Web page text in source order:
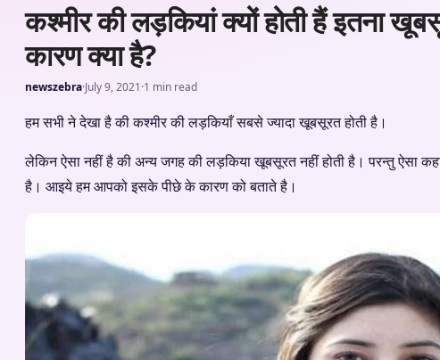
कश्मीर की लड़कियां क्यों होती हैं इतना
कारण क्या है?
newszebra·July 9, 2021·1 min read
हम सभी ने देखा है की कश्मीर की लड़कियाँ सबसे ज्यादा खूबसूरत होती है।
लेकिन ऐसा नहीं है की अन्य जगह की लड़किया खूबसूरत नहीं होती है। परन्तु ऐसा
है। आइये हम आपको इसके पीछे के कारण को बताते है।